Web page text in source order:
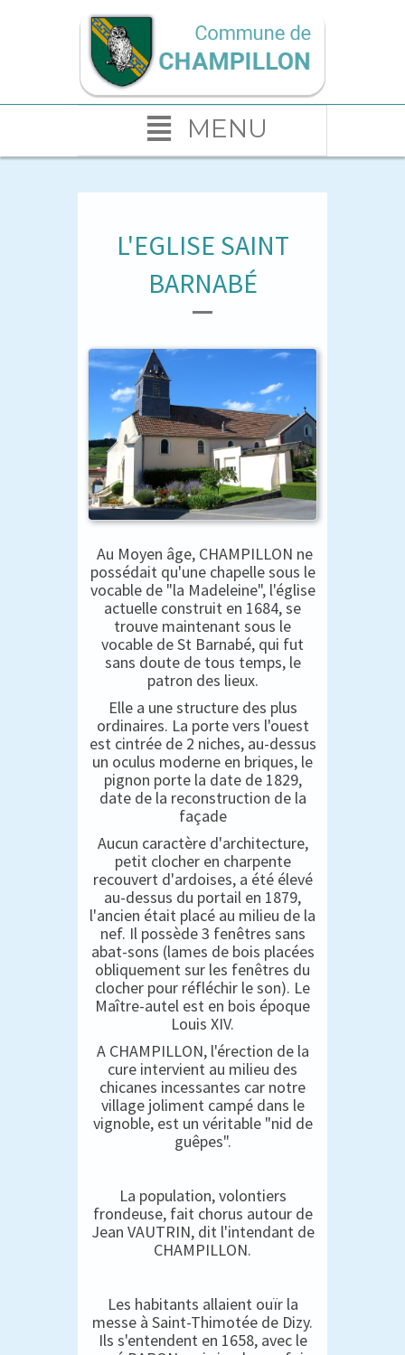
MENU
L'EGLISE SAINT
BARNABÉ
Au Moyen âge, CHAMPILLON ne
possédait qu'une chapelle sous le
vocable de "la Madeleine", l'église
actuelle construit en 1684, se
trouve maintenant sous le
vocable de St Barnabé, qui fut
sans doute de tous temps, le
patron des lieux.
Elle a une structure des plus
ordinaires. La porte vers l'ouest
est cintrée de 2 niches, au-dessus
un oculus moderne en briques, le
pignon porte la date de 1829,
date de la reconstruction de la
façade
Aucun caractère d'architecture,
petit clocher en charpente
recouvert d'ardoises, a été élevé
au-dessus du portail en 1879,
l'ancien était placé au milieu de la
nef. Il possède 3 fenêtres sans
abat-sons (lames de bois placées
obliquement sur les fenêtres du
clocher pour réfléchir le son). Le
Maître-autel est en bois époque
Louis XIV.
A CHAMPILLON, l'érection de la
cure intervient au milieu des
chicanes incessantes car notre
village joliment campé dans le
vignoble, est un véritable "nid de
guêpes".
La population, volontiers
frondeuse, fait chorus autour de
Jean VAUTRIN, dit l'intendant de
CHAMPILLON.
Les habitants allaient ouïr la
messe à Saint-Thimotée de Dizy.
Ils s'entendent en 1658, avec le